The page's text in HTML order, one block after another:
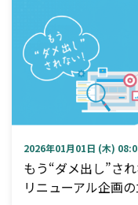
2026年01月01日 (木)
もう“ダメ出し”さ
リニューアル企画